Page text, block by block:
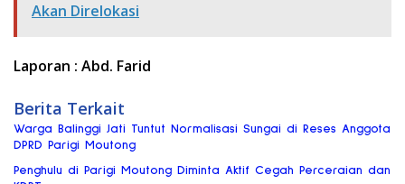
Akan Direlokasi
Laporan : Abd. Farid
Berita Terkait
Warga Balinggi Jati Tuntut Normalisasi Sungai di Reses Anggota
DPRD Parigi Moutong
Penghulu di Parigi Moutong Diminta Aktif Cegah Perceraian dan